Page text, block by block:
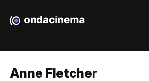
Anne Fletcher